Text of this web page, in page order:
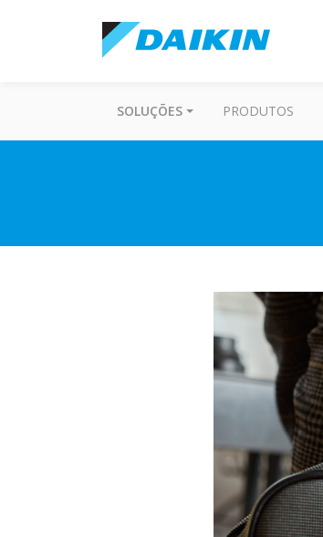
SOLUÇÕES PRODUTOS